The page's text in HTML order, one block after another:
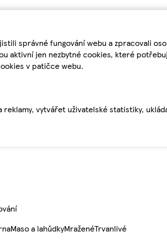
správné fungování webu a zpracovali
aktivní jen nezbytné cookies, které
v patičce webu.
vytvářet uživatelské statistiky,
Maso a lahůdkyMraženéTrvanlivé